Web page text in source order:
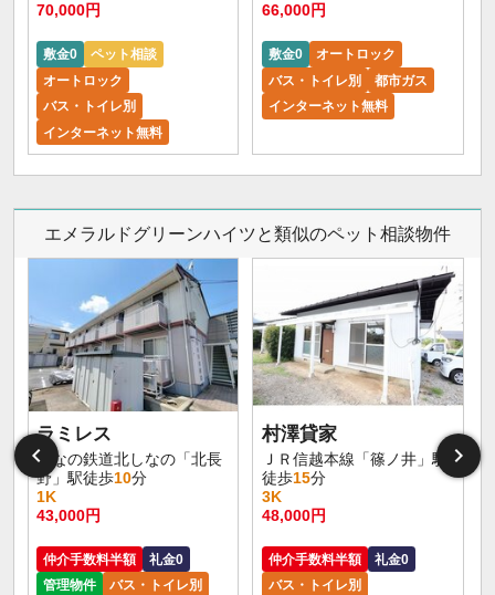
70,000円
敷金0
ペット相談
オートロック
バス・トイレ別
インターネット無料
66,000円
敷金0
オートロック
バス・トイレ別
都市ガス
インターネット無料
エメラルドグリーンハイツと類似のペット相談物件
ラミレス
しなの鉄道北しなの「北長
野」駅徒歩10分
1K
43,000円
仲介手数料半額
礼金0
管理物件
バス・トイレ別
村澤貸家
ＪＲ信越本線「篠ノ井」駅
徒歩15分
3K
48,000円
仲介手数料半額
礼金0
バス・トイレ別